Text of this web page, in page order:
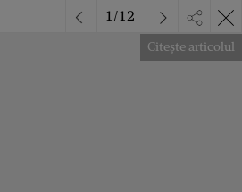
Citește articolul
1/12